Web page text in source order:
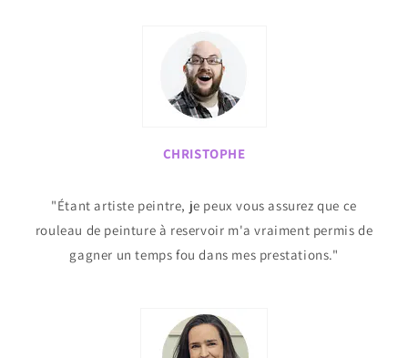
CHRISTOPHE
"Étant artiste peintre, je peux vous assurez que ce
rouleau de peinture à reservoir m'a vraiment permis de
gagner un temps fou dans mes prestations."